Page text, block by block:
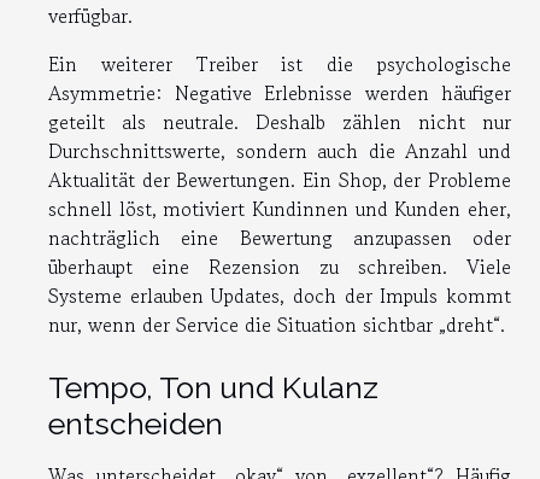
verfügbar.
Ein weiterer Treiber ist die psychologische
Asymmetrie: Negative Erlebnisse werden häufiger
geteilt als neutrale. Deshalb zählen nicht nur
Durchschnittswerte, sondern auch die Anzahl und
Aktualität der Bewertungen. Ein Shop, der Probleme
schnell löst, motiviert Kundinnen und Kunden eher,
nachträglich eine Bewertung anzupassen oder
überhaupt eine Rezension zu schreiben. Viele
Systeme erlauben Updates, doch der Impuls kommt
nur, wenn der Service die Situation sichtbar „dreht“.
Tempo, Ton und Kulanz
entscheiden